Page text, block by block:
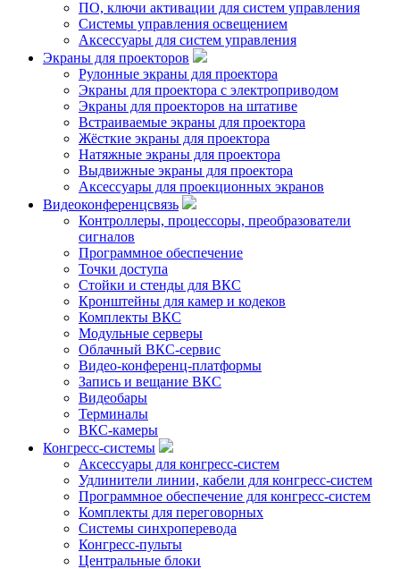
ПО, ключи активации для систем управления
Системы управления освещением
Аксессуары для систем управления
Экраны для проекторов
Рулонные экраны для проектора
Экраны для проектора с электроприводом
Экраны для проекторов на штативе
Встраиваемые экраны для проектора
Жёсткие экраны для проектора
Натяжные экраны для проектора
Выдвижные экраны для проектора
Аксессуары для проекционных экранов
Видеоконференцсвязь
Контроллеры, процессоры, преобразователи
сигналов
Программное обеспечение
Точки доступа
Стойки и стенды для ВКС
Кронштейны для камер и кодеков
Комплекты ВКС
Модульные серверы
Облачный ВКС-сервис
Видео-конференц-платформы
Запись и вещание ВКС
Видеобары
Терминалы
ВКС-камеры
Конгресс-системы
Аксессуары для конгресс-систем
Удлинители линии, кабели для конгресс-систем
Программное обеспечение для конгресс-систем
Комплекты для переговорных
Системы синхроперевода
Конгресс-пульты
Центральные блоки